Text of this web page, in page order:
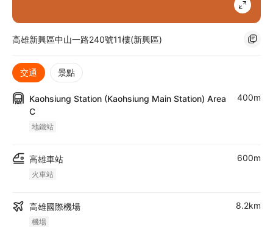
高雄新興區中山一路240號11樓(新興區)
交通 景點
Kaohsiung Station (Kaohsiung Main Station) Area
C
地鐵站
400m
高雄車站
火車站
600m
高雄國際機場
機場
8.2km